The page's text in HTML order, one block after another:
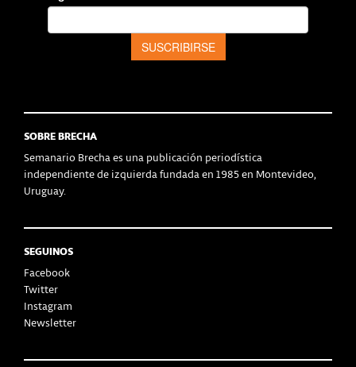
SOBRE BRECHA
Semanario Brecha es una publicación periodística
independiente de izquierda fundada en 1985 en Montevideo,
Uruguay.
SEGUINOS
Facebook
Twitter
Instagram
Newsletter